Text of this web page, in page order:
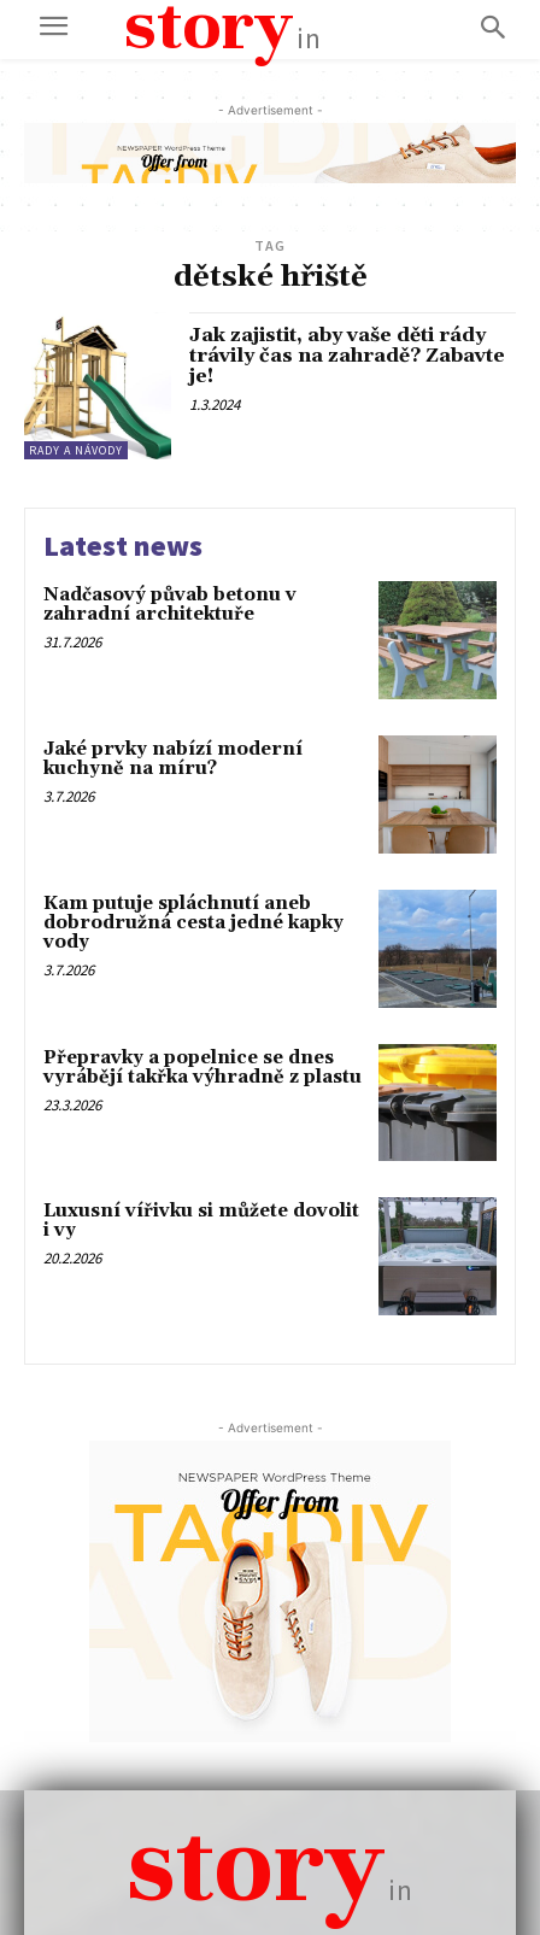
storyin
- Advertisement -
TAG
dětské hřiště
RADY A NÁVODY
Jak zajistit, aby vaše děti rády
trávily čas na zahradě? Zabavte
je!
1.3.2024
Latest news
Nadčasový půvab betonu v
zahradní architektuře
31.7.2026
Jaké prvky nabízí moderní
kuchyně na míru?
3.7.2026
Kam putuje spláchnutí aneb
dobrodružná cesta jedné kapky
vody
3.7.2026
Přepravky a popelnice se dnes
vyrábějí takřka výhradně z plastu
23.3.2026
Luxusní vířivku si můžete dovolit
i vy
20.2.2026
- Advertisement -
storyin